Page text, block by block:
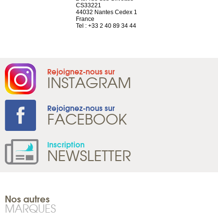
CS33221
44032 Nantes Cedex 1
France
Tel : +33 2 40 89 34 44
Rejoignez-nous sur
INSTAGRAM
Rejoignez-nous sur
FACEBOOK
Inscription
NEWSLETTER
Nos autres
MARQUES